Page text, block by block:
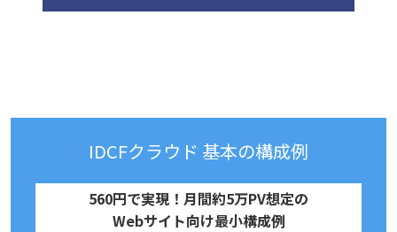
IDCFクラウド 基本の構成例
560円で実現！月間約5万PV想定の
Webサイト向け最小構成例